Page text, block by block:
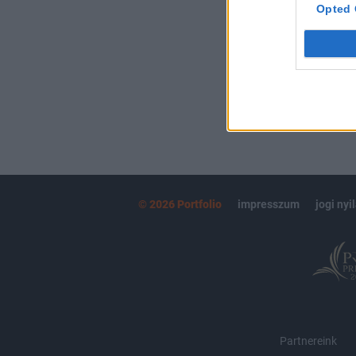
Opted
MÁR
© 2026 Portfolio impresszum jogi
Partnereink